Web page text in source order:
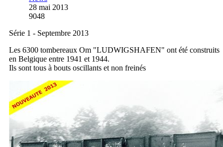
28 mai 2013
9048
Série 1 - Septembre 2013
Les 6300 tombereaux Om "LUDWIGSHAFEN" ont été construits
en Belgique entre 1941 et 1944.
Ils sont tous à bouts oscillants et non freinés